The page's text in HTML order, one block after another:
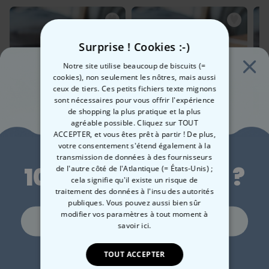
voici notre nouvelle
Flasque Personnalisée Vintage
Mais alors, pourquoi l'appeler Vintage, clairement elle est moderne,
non ? Et bien en réalité, ce n'est ni la flasque ni la boisson à l'intérieur
qui est vintage. Non. Il s'agit de la personne à qui vous décidez
. Par exemple à votre père, si vous pensez qu'il est vintage
et que par extension, il a mûri avec le temps.
Cela fait de ce cadeau une idée particulièrement originale pour les
anniversaires et lesdéparts en retraite!
Poids : environ 150 grammes
Flasque personnalisée
avec initiales et texte
24,99 CHF
Flasque personnalisée
avec texte
24,99 CHF
Consultez nos autres catégories de cadeux insolites
Surprise ! Cookies :-)
Notre site utilise beaucoup de biscuits (=
cookies), non seulement les nôtres, mais aussi
ceux de tiers. Ces petits fichiers texte mignons
sont nécessaires pour vous offrir l'expérience
de shopping la plus pratique et la plus
agréable possible. Cliquez sur TOUT
ACCEPTER, et vous êtes prêt à partir ! De plus,
votre consentement s'étend également à la
transmission de données à des fournisseurs
de l'autre côté de l'Atlantique (= États-Unis) ;
cela signifie qu'il existe un risque de
traitement des données à l'insu des autorités
publiques. Vous pouvez aussi bien sûr
modifier vos paramètres à tout momentà
savoir ici.
TOUT ACCEPTER
Envie de
10 % de réduction ?
Oui, volontiers !
Non merci, je n'aime pas les réductions